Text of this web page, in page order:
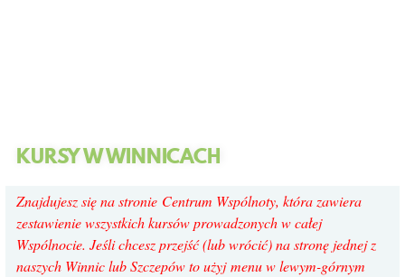
KONTAKT
KURSY W WINNICACH
Znajdujesz się na stronie Centrum Wspólnoty, która zawiera
zestawienie wszystkich kursów prowadzonych w całej
Wspólnocie. Jeśli chcesz przejść (lub wrócić) na stronę jednej z
naszych Winnic lub Szczepów to użyj menu w lewym-górnym